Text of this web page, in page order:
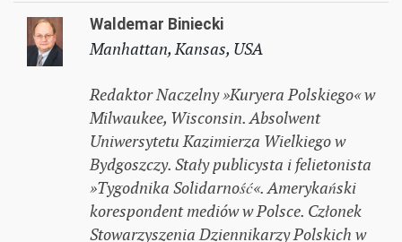
Waldemar Biniecki
Manhattan, Kansas, USA
Redaktor Naczelny »Kuryera Polskiego« w
Milwaukee, Wisconsin. Absolwent
Uniwersytetu Kazimierza Wielkiego w
Bydgoszczy. Stały publicysta i felietonista
»Tygodnika Solidarność«. Amerykański
korespondent mediów w Polsce. Członek
Stowarzyszenia Dziennikarzy Polskich w